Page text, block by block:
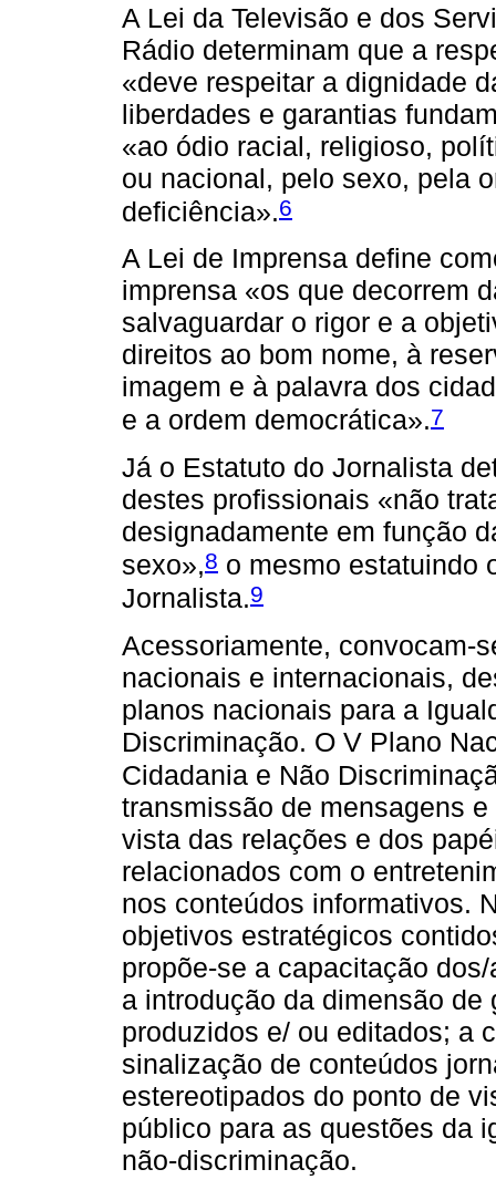
A Lei da Televisão e dos
Rádio determinam que a
«deve respeitar a dignidade
liberdades e garantias
«ao ódio racial, religioso,
ou nacional, pelo sexo, pela
deficiência».6
A Lei de Imprensa define
imprensa «os que decorrem
salvaguardar o rigor e a
direitos ao bom nome, à
imagem e à palavra dos
e a ordem democrática».7
Já o Estatuto do Jornalista
destes profissionais «não
designadamente em função
sexo»,8 o mesmo estatuindo
Jornalista.9
Acessoriamente,
nacionais e internacionais,
planos nacionais para a
Discriminação. O V Plano
Cidadania e Não
transmissão de mensagens
vista das relações e dos
relacionados com o
nos conteúdos informativos.
objetivos estratégicos
propõe‑se a capacitação
a introdução da dimensão
produzidos e/ ou editados; a
sinalização de conteúdos
estereotipados do ponto de
público para as questões da
não‑discriminação.